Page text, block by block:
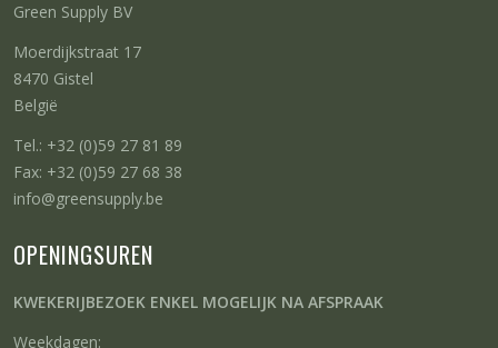
Green Supply BV
Moerdijkstraat 17
8470 Gistel
België
Tel.: +32 (0)59 27 81 89
Fax: +32 (0)59 27 68 38
info@greensupply.be
OPENINGSUREN
KWEKERIJBEZOEK ENKEL MOGELIJK NA AFSPRAAK
Weekdagen: